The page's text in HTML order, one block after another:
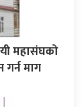
महासंघको
माग